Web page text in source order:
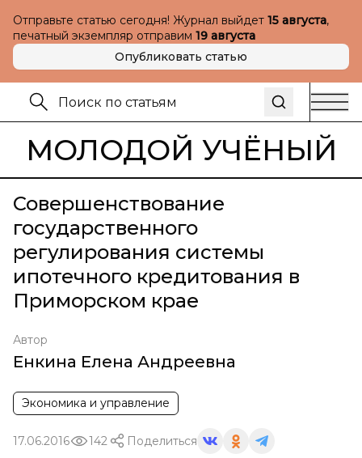
Отправьте статью сегодня! Журнал выйдет 15 августа,
печатный экземпляр отправим 19 августа
Опубликовать статью
МОЛОДОЙ УЧЁНЫЙ
Совершенствование
государственного
регулирования системы
ипотечного кредитования в
Приморском крае
Автор
Енкина Елена Андреевна
Экономика и управление
17.06.2016 142 Поделиться